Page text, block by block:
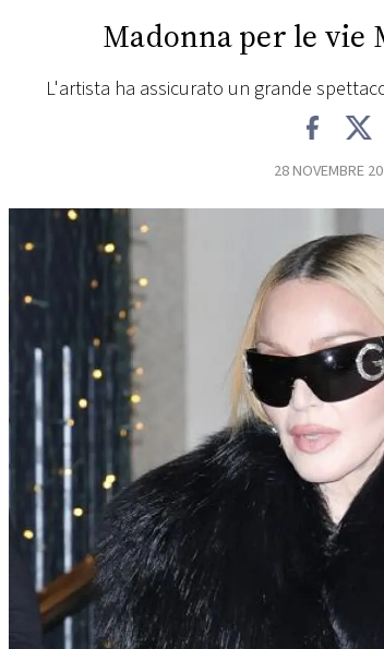
NEWS
CONCORSI
EVENTI
VIDEO
PRINCIPATO
Madonna per le vie
L'artista ha assicurato un grande
28 NOVEMBRE